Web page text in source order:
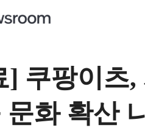
] 쿠팡이츠
화 확산